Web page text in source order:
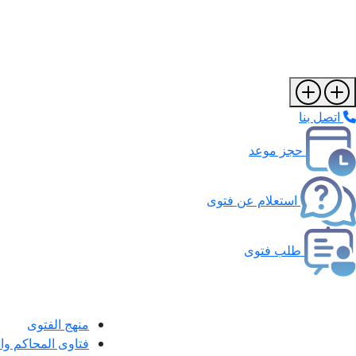
اتصل بنا
حجز موعد
استعلام عن فتوى
طلب فتوى
منهج الفتوى
فتاوى المحاكم